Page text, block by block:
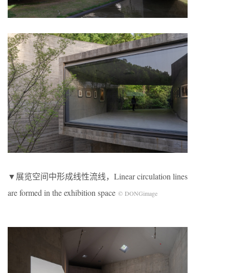
▼展览空间中形成线性流线，Linear circulation lines
are formed in the exhibition space © DONGimage